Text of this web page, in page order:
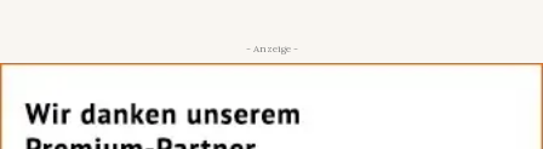
- Anzeige -